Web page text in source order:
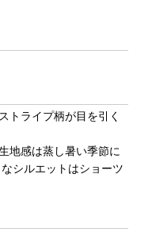
トライプ柄が目を引く
地感は蒸し暑い季節に
シルエットはショーツ